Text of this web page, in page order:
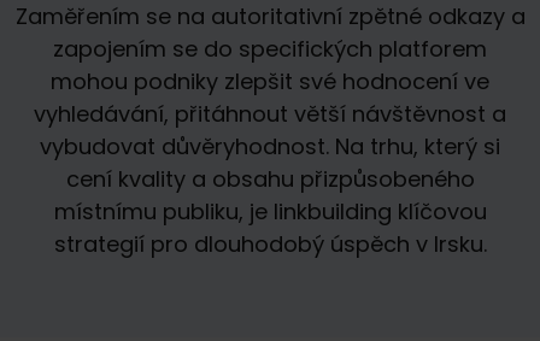
Zaměřením se na autoritativní zpětné odkazy a
zapojením se do specifických platforem
mohou podniky zlepšit své hodnocení ve
vyhledávání, přitáhnout větší návštěvnost a
vybudovat důvěryhodnost. Na trhu, který si
cení kvality a obsahu přizpůsobeného
místnímu publiku, je linkbuilding klíčovou
strategií pro dlouhodobý úspěch v Irsku.